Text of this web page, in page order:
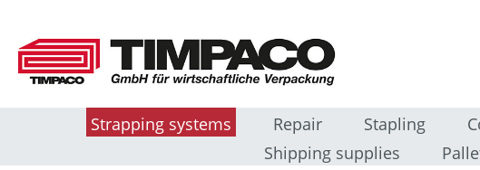
Strapping systems Repair Stapling
Shipping supplies